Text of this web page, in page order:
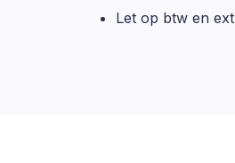
Let op btw en